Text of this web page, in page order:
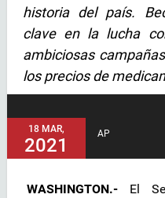
historia del país.
clave en la lucha
ambiciosas
los precios de
18 MAR,
2021
AP
WASHINGTON.- El